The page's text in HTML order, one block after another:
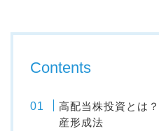
Contents
高配当株投資とは
産形成法